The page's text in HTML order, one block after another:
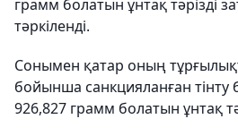
грамм болатын ұнтақ тәрізді
тәркіленді.
Сонымен қатар оның
бойынша санкцияланған
926,827 грамм болатын ұнтақ